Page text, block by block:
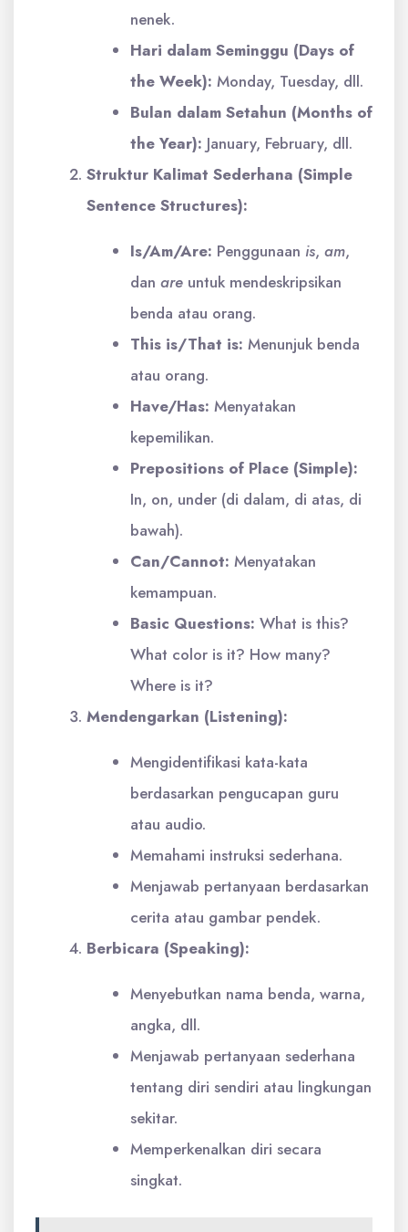
nenek.
Hari dalam Seminggu (Days of
the Week): Monday, Tuesday, dll.
Bulan dalam Setahun (Months of
the Year): January, February, dll.
Struktur Kalimat Sederhana (Simple
Sentence Structures):
Is/Am/Are: Penggunaan is, am,
dan are untuk mendeskripsikan
benda atau orang.
This is/That is: Menunjuk benda
atau orang.
Have/Has: Menyatakan
kepemilikan.
Prepositions of Place (Simple):
In, on, under (di dalam, di atas, di
bawah).
Can/Cannot: Menyatakan
kemampuan.
Basic Questions: What is this?
What color is it? How many?
Where is it?
Mendengarkan (Listening):
Mengidentifikasi kata-kata
berdasarkan pengucapan guru
atau audio.
Memahami instruksi sederhana.
Menjawab pertanyaan berdasarkan
cerita atau gambar pendek.
Berbicara (Speaking):
Menyebutkan nama benda, warna,
angka, dll.
Menjawab pertanyaan sederhana
tentang diri sendiri atau lingkungan
sekitar.
Memperkenalkan diri secara
singkat.